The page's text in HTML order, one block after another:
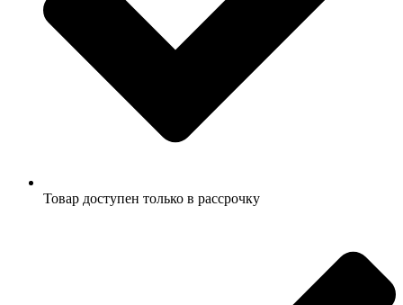
Товар доступен только в рассрочку